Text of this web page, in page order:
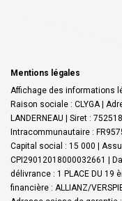
Mentions légales
Affichage des informations
Raison sociale : CLYGA |
LANDERNEAU | Siret :
Intracommunautaire :
Capital social : 15 000 |
CPI29012018000032661 |
délivrance : 1 PLACE DU 19
financière : ALLIANZ/